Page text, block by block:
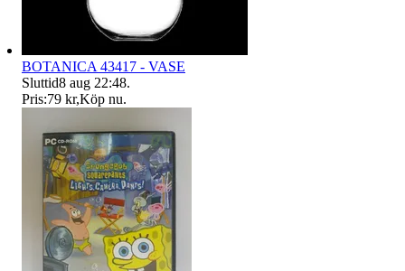
BOTANICA 43417 - VASE
Sluttid8 aug 22:48.
Pris:79 kr,Köp nu.